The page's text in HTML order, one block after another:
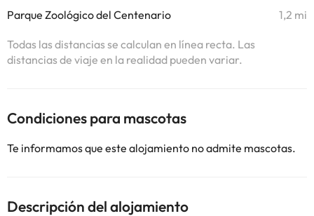
Parque Zoológico del Centenario 1,2 mi
Todas las distancias se calculan en línea recta. Las
distancias de viaje en la realidad pueden variar.
Condiciones para mascotas
Te informamos que este alojamiento no admite mascotas.
Descripción del alojamiento